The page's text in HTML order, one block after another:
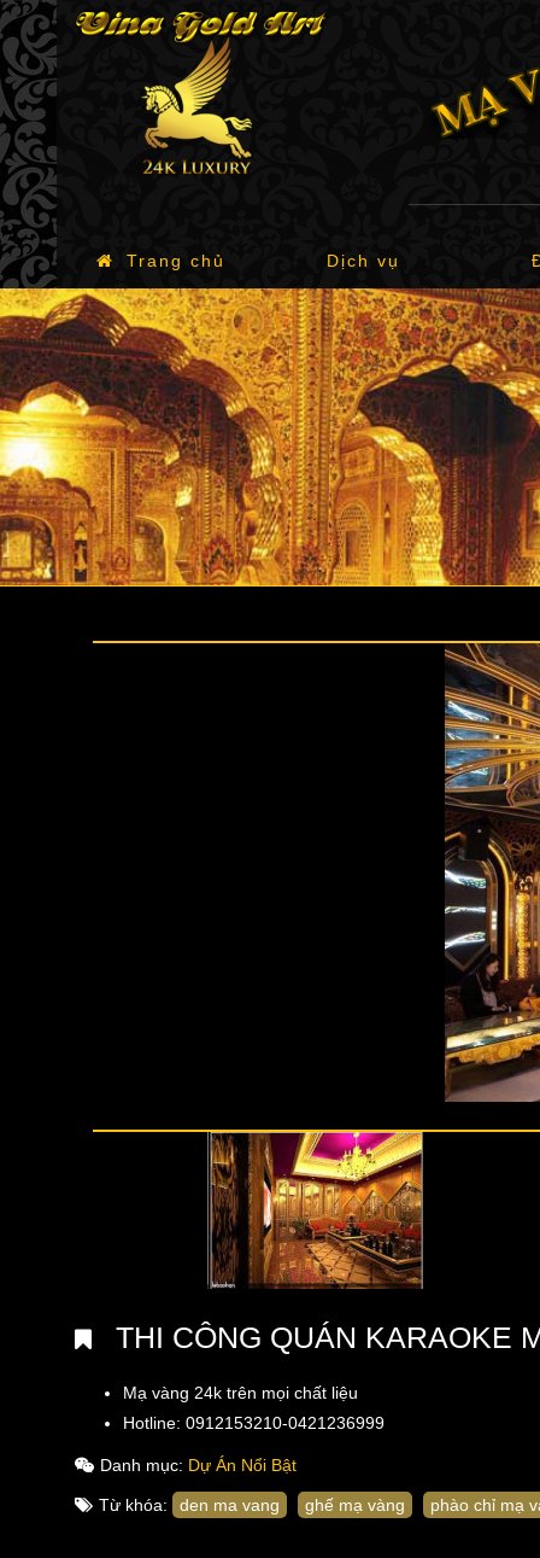
Trang chủ Dịch vụ
THI CÔNG QUÁN KARAOKE
Mạ vàng 24k trên mọi chất liệu
Hotline: 0912153210-0421236999
Danh mục: Dự Án Nổi Bật
Từ khóa: den ma vang ghế mạ vàng phào chỉ mạ